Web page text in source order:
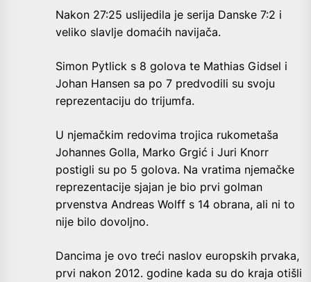
Nakon 27:25 uslijedila je serija Danske 7:2 i
veliko slavlje domaćih navijača.
Simon Pytlick s 8 golova te Mathias Gidsel i
Johan Hansen sa po 7 predvodili su svoju
reprezentaciju do trijumfa.
U njemačkim redovima trojica rukometaša
Johannes Golla, Marko Grgić i Juri Knorr
postigli su po 5 golova. Na vratima njemačke
reprezentacije sjajan je bio prvi golman
prvenstva Andreas Wolff s 14 obrana, ali ni to
nije bilo dovoljno.
Dancima je ovo treći naslov europskih prvaka,
prvi nakon 2012. godine kada su do kraja otišli